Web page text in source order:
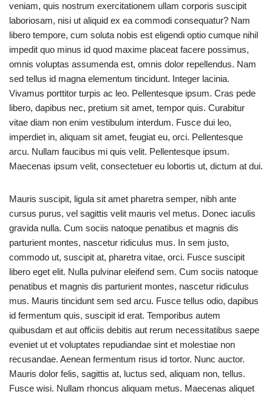
veniam, quis nostrum exercitationem ullam corporis suscipit
laboriosam, nisi ut aliquid ex ea commodi consequatur? Nam
libero tempore, cum soluta nobis est eligendi optio cumque nihil
impedit quo minus id quod maxime placeat facere possimus,
omnis voluptas assumenda est, omnis dolor repellendus. Nam
sed tellus id magna elementum tincidunt. Integer lacinia.
Vivamus porttitor turpis ac leo. Pellentesque ipsum. Cras pede
libero, dapibus nec, pretium sit amet, tempor quis. Curabitur
vitae diam non enim vestibulum interdum. Fusce dui leo,
imperdiet in, aliquam sit amet, feugiat eu, orci. Pellentesque
arcu. Nullam faucibus mi quis velit. Pellentesque ipsum.
Maecenas ipsum velit, consectetuer eu lobortis ut, dictum at dui.
Mauris suscipit, ligula sit amet pharetra semper, nibh ante
cursus purus, vel sagittis velit mauris vel metus. Donec iaculis
gravida nulla. Cum sociis natoque penatibus et magnis dis
parturient montes, nascetur ridiculus mus. In sem justo,
commodo ut, suscipit at, pharetra vitae, orci. Fusce suscipit
libero eget elit. Nulla pulvinar eleifend sem. Cum sociis natoque
penatibus et magnis dis parturient montes, nascetur ridiculus
mus. Mauris tincidunt sem sed arcu. Fusce tellus odio, dapibus
id fermentum quis, suscipit id erat. Temporibus autem
quibusdam et aut officiis debitis aut rerum necessitatibus saepe
eveniet ut et voluptates repudiandae sint et molestiae non
recusandae. Aenean fermentum risus id tortor. Nunc auctor.
Mauris dolor felis, sagittis at, luctus sed, aliquam non, tellus.
Fusce wisi. Nullam rhoncus aliquam metus. Maecenas aliquet